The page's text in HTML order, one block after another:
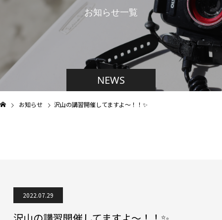
NEWS
お知らせ一覧
お知らせ 沢山の講習開催してますよ～！！✨
2022.07.29